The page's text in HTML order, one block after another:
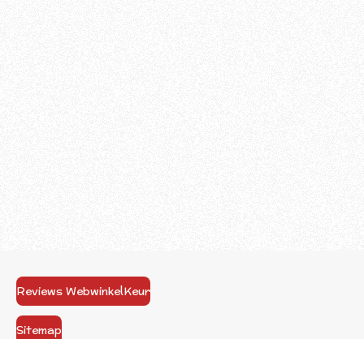
Reviews WebwinkelKeur
Sitemap